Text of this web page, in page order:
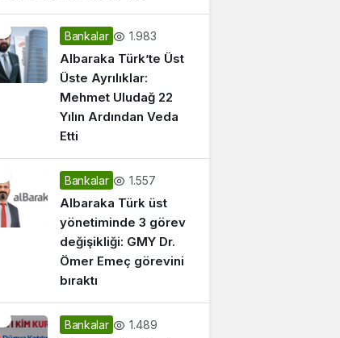
Bankalar 1.983
Albaraka Türk’te Üst
Üste Ayrılıklar:
Mehmet Uludağ 22
Yılın Ardından Veda
Etti
Bankalar 1.557
Albaraka Türk üst
yönetiminde 3 görev
değişikliği: GMY Dr.
Ömer Emeç görevini
bıraktı
Bankalar 1.489